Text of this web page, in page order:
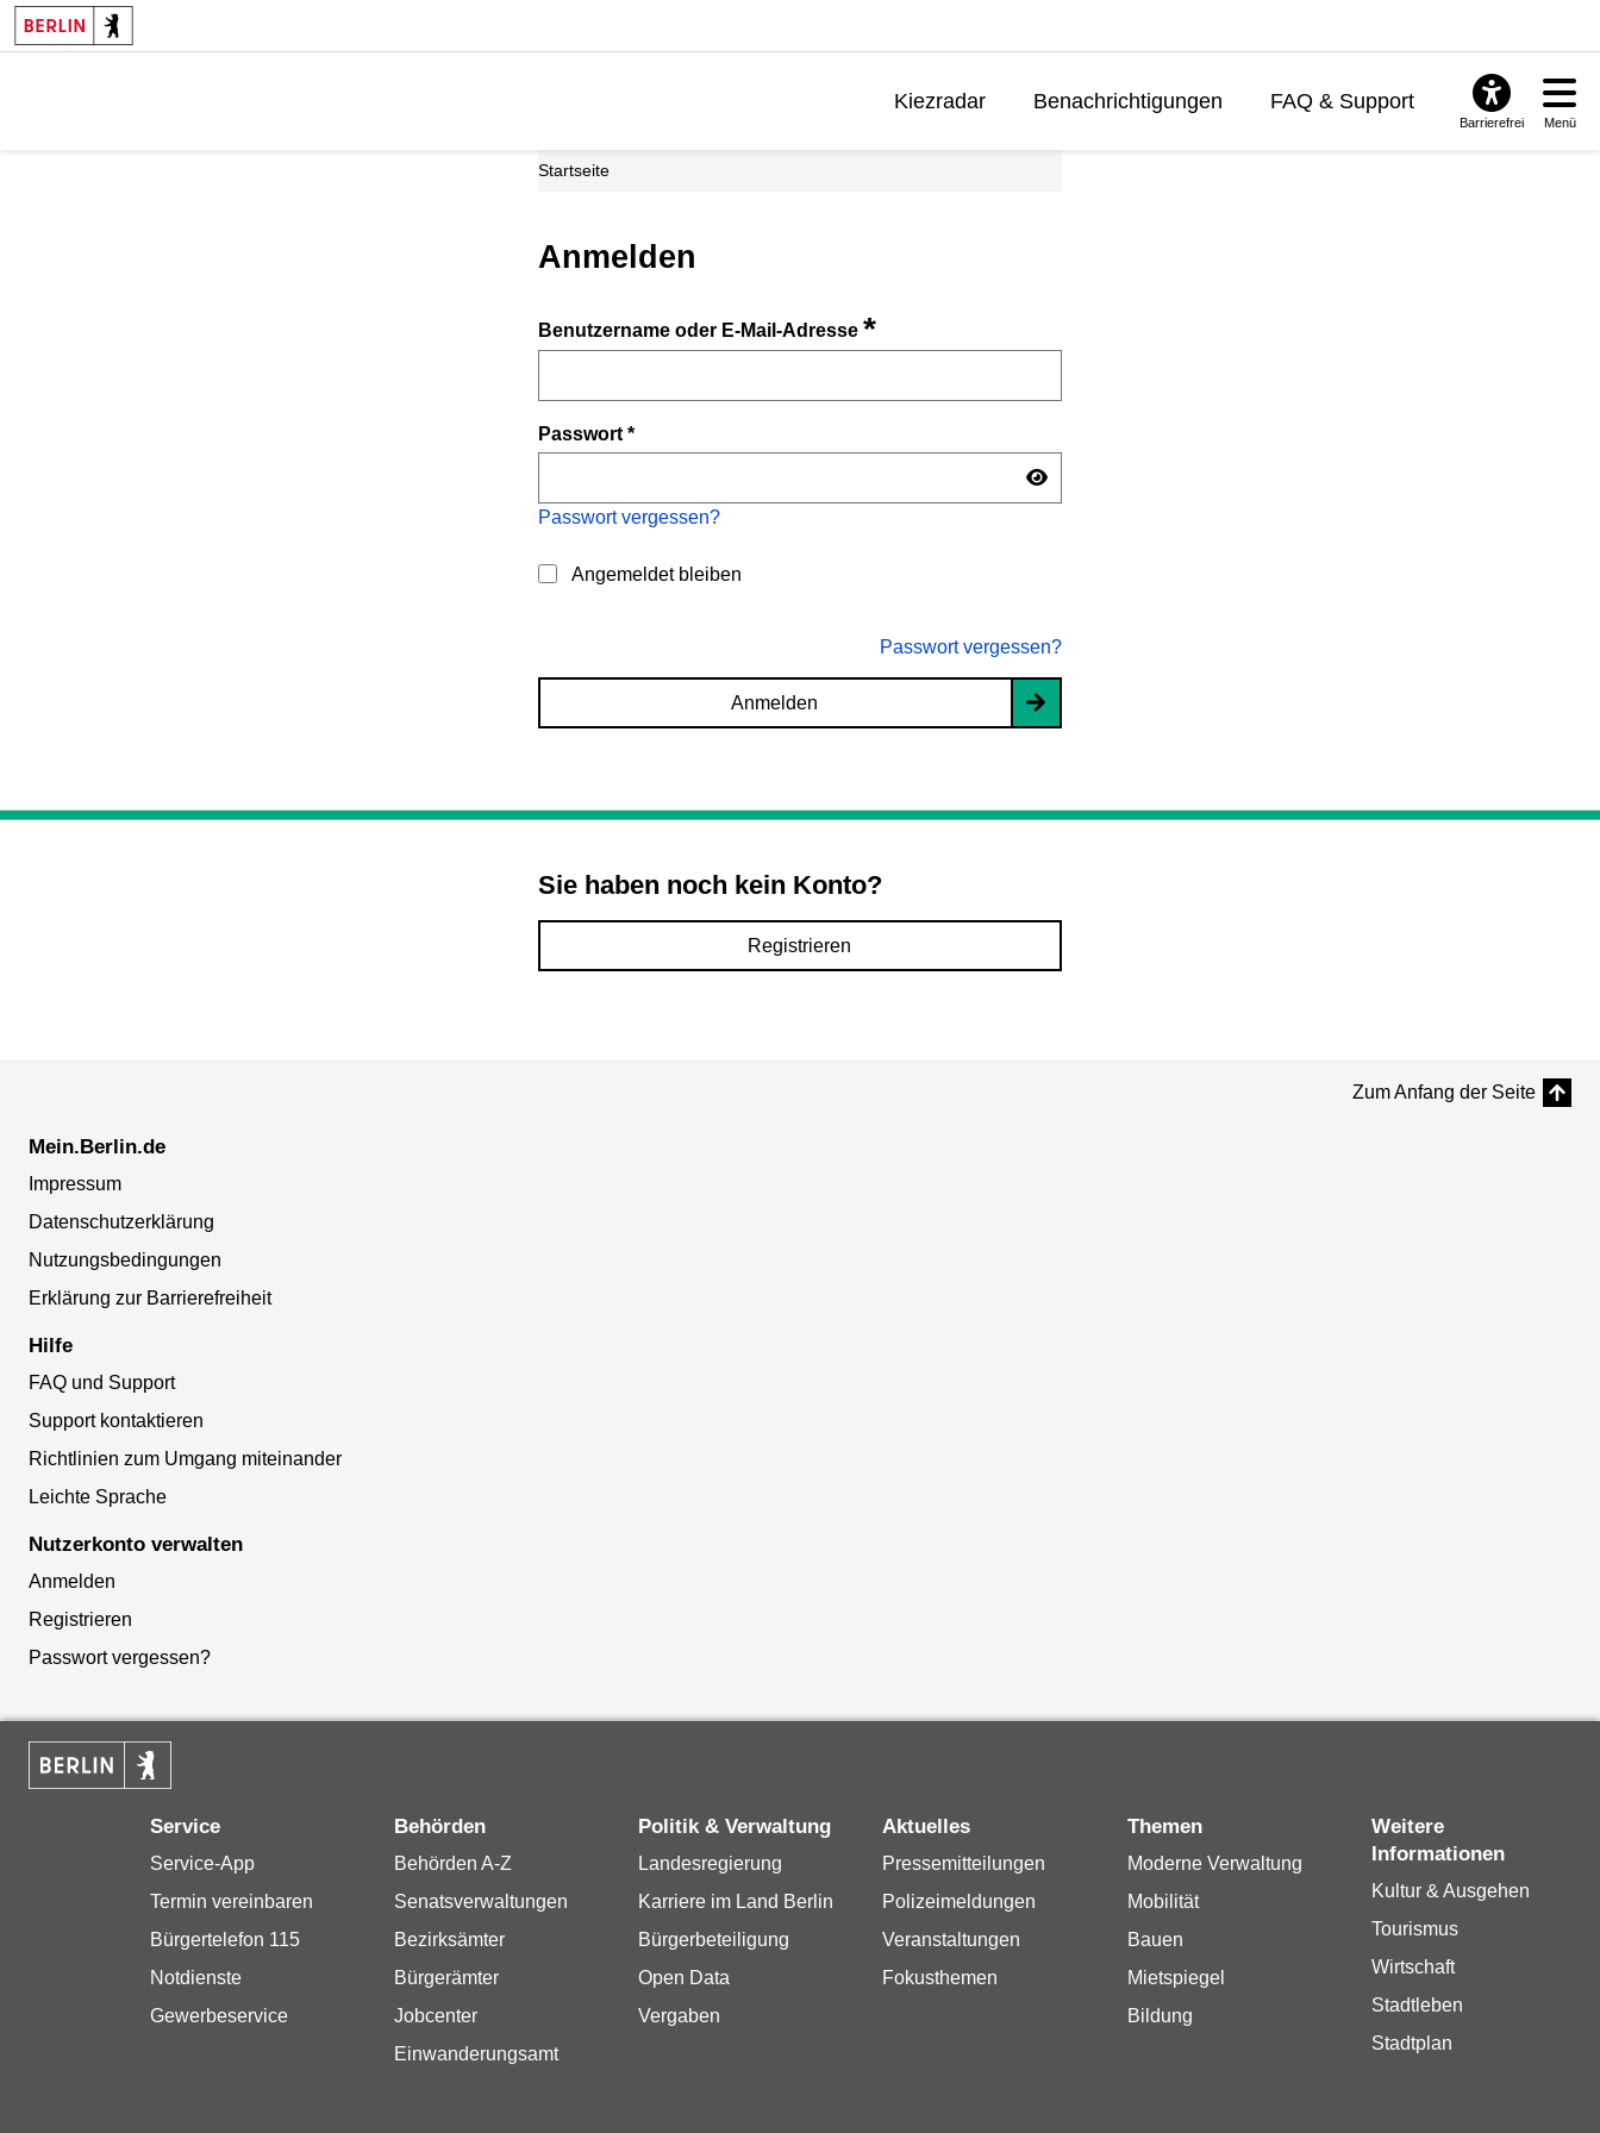
Kiezradar Benachrichtigungen FAQ & Support
Barrierefrei Menü
Startseite
Anmelden
Benutzername oder E-Mail-Adresse*
Passwort*
Passwort vergessen?
Angemeldet bleiben
Passwort vergessen?
Anmelden
Sie haben noch kein Konto?
Registrieren
Zum Anfang der Seite
Mein.Berlin.de
Impressum
Datenschutzerklärung
Nutzungsbedingungen
Erklärung zur Barrierefreiheit
Hilfe
FAQ und Support
Support kontaktieren
Richtlinien zum Umgang miteinander
Leichte Sprache
Nutzerkonto verwalten
Anmelden
Registrieren
Passwort vergessen?
Service
Service-App
Termin vereinbaren
Bürgertelefon 115
Notdienste
Gewerbeservice
Behörden
Behörden A-Z
Senatsverwaltungen
Bezirksämter
Bürgerämter
Jobcenter
Einwanderungsamt
Politik & Verwaltung
Landesregierung
Karriere im Land Berlin
Bürgerbeteiligung
Open Data
Vergaben
Aktuelles
Pressemitteilungen
Polizeimeldungen
Veranstaltungen
Fokusthemen
Themen
Moderne Verwaltung
Mobilität
Bauen
Mietspiegel
Bildung
Weitere
Informationen
Kultur & Ausgehen
Tourismus
Wirtschaft
Stadtleben
Stadtplan